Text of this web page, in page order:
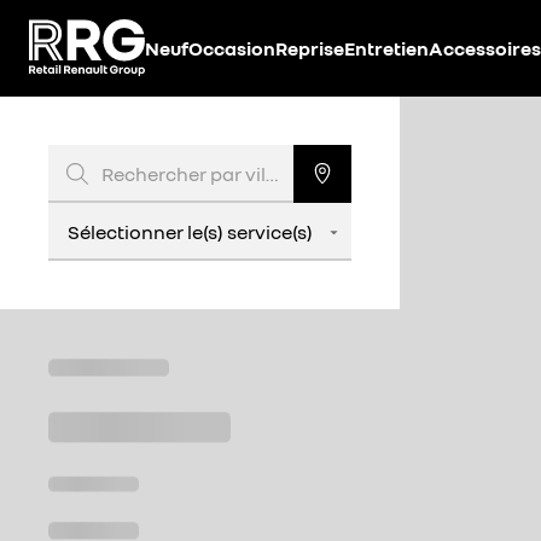
NeufOccasionRepriseEntretienAccessoires
Sélectionner le(s) service(s)